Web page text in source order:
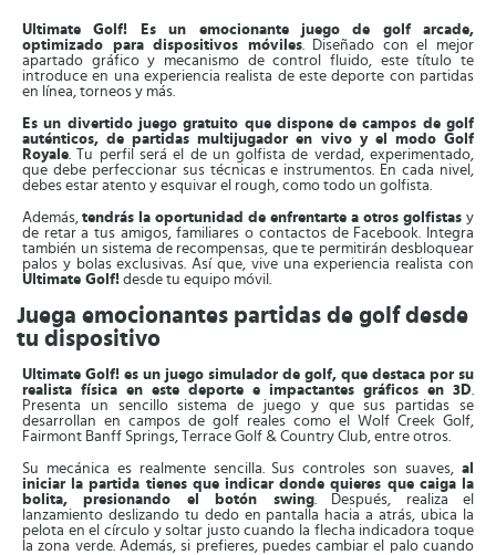
Ultimate Golf! Es un emocionante juego de golf arcade,
optimizado para dispositivos móviles. Diseñado con el mejor
apartado gráfico y mecanismo de control fluido, este título te
introduce en una experiencia realista de este deporte con partidas
en línea, torneos y más.
Es un divertido juego gratuito que dispone de campos de golf
auténticos, de partidas multijugador en vivo y el modo Golf
Royale. Tu perfil será el de un golfista de verdad, experimentado,
que debe perfeccionar sus técnicas e instrumentos. En cada nivel,
debes estar atento y esquivar el rough, como todo un golfista.
Además, tendrás la oportunidad de enfrentarte a otros golfistas y
de retar a tus amigos, familiares o contactos de Facebook. Integra
también un sistema de recompensas, que te permitirán desbloquear
palos y bolas exclusivas. Así que, vive una experiencia realista con
Ultimate Golf! desde tu equipo móvil.
Juega emocionantes partidas de golf desde
tu dispositivo
Ultimate Golf! es un juego simulador de golf, que destaca por su
realista física en este deporte e impactantes gráficos en 3D.
Presenta un sencillo sistema de juego y que sus partidas se
desarrollan en campos de golf reales como el Wolf Creek Golf,
Fairmont Banff Springs, Terrace Golf & Country Club, entre otros.
Su mecánica es realmente sencilla. Sus controles son suaves, al
iniciar la partida tienes que indicar donde quieres que caiga la
bolita, presionando el botón swing. Después, realiza el
lanzamiento deslizando tu dedo en pantalla hacia a atrás, ubica la
pelota en el círculo y soltar justo cuando la flecha indicadora toque
la zona verde. Además, si prefieres, puedes cambiar el palo cuando